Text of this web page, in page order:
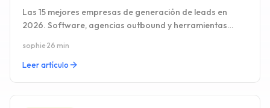
Las 15 mejores empresas de generación de leads en
2026. Software, agencias outbound y herramientas
sophie·26 min
Leer artículo